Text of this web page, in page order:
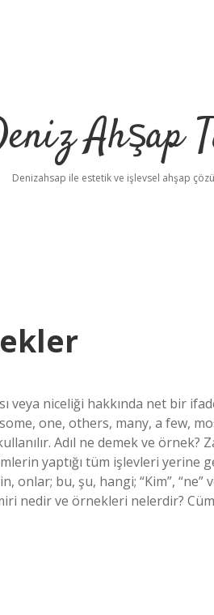
Ahşap
Denizahsap ile estetik ve işlevsel ahşap
veya niceliği hakkında net bir
one, others, many, a few,
Adıl ne demek ve örnek?
yaptığı tüm işlevleri yerine
onlar; bu, şu, hangi; “Kim”, “ne”
nedir ve örnekleri nelerdir?